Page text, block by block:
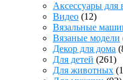
Аксессуары для
Видео (12)
Вязальные
Вязаные модели
Декор для дома
Для детей (261)
Для животных